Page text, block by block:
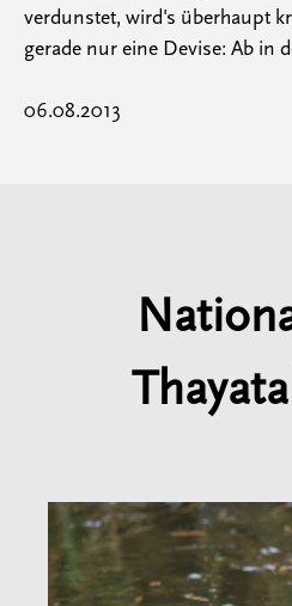
verdunstet, wird's überhaupt
gerade nur eine Devise: Ab in
06.08.2013